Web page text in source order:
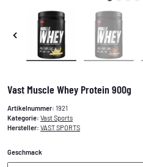
Vast Muscle Whey Protein 900g
Artikelnummer: 1921
Kategorie: Vast Sports
Hersteller: VAST SPORTS
Geschmack